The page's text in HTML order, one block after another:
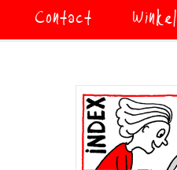
Contact Winkel
Primaire
Sidebar